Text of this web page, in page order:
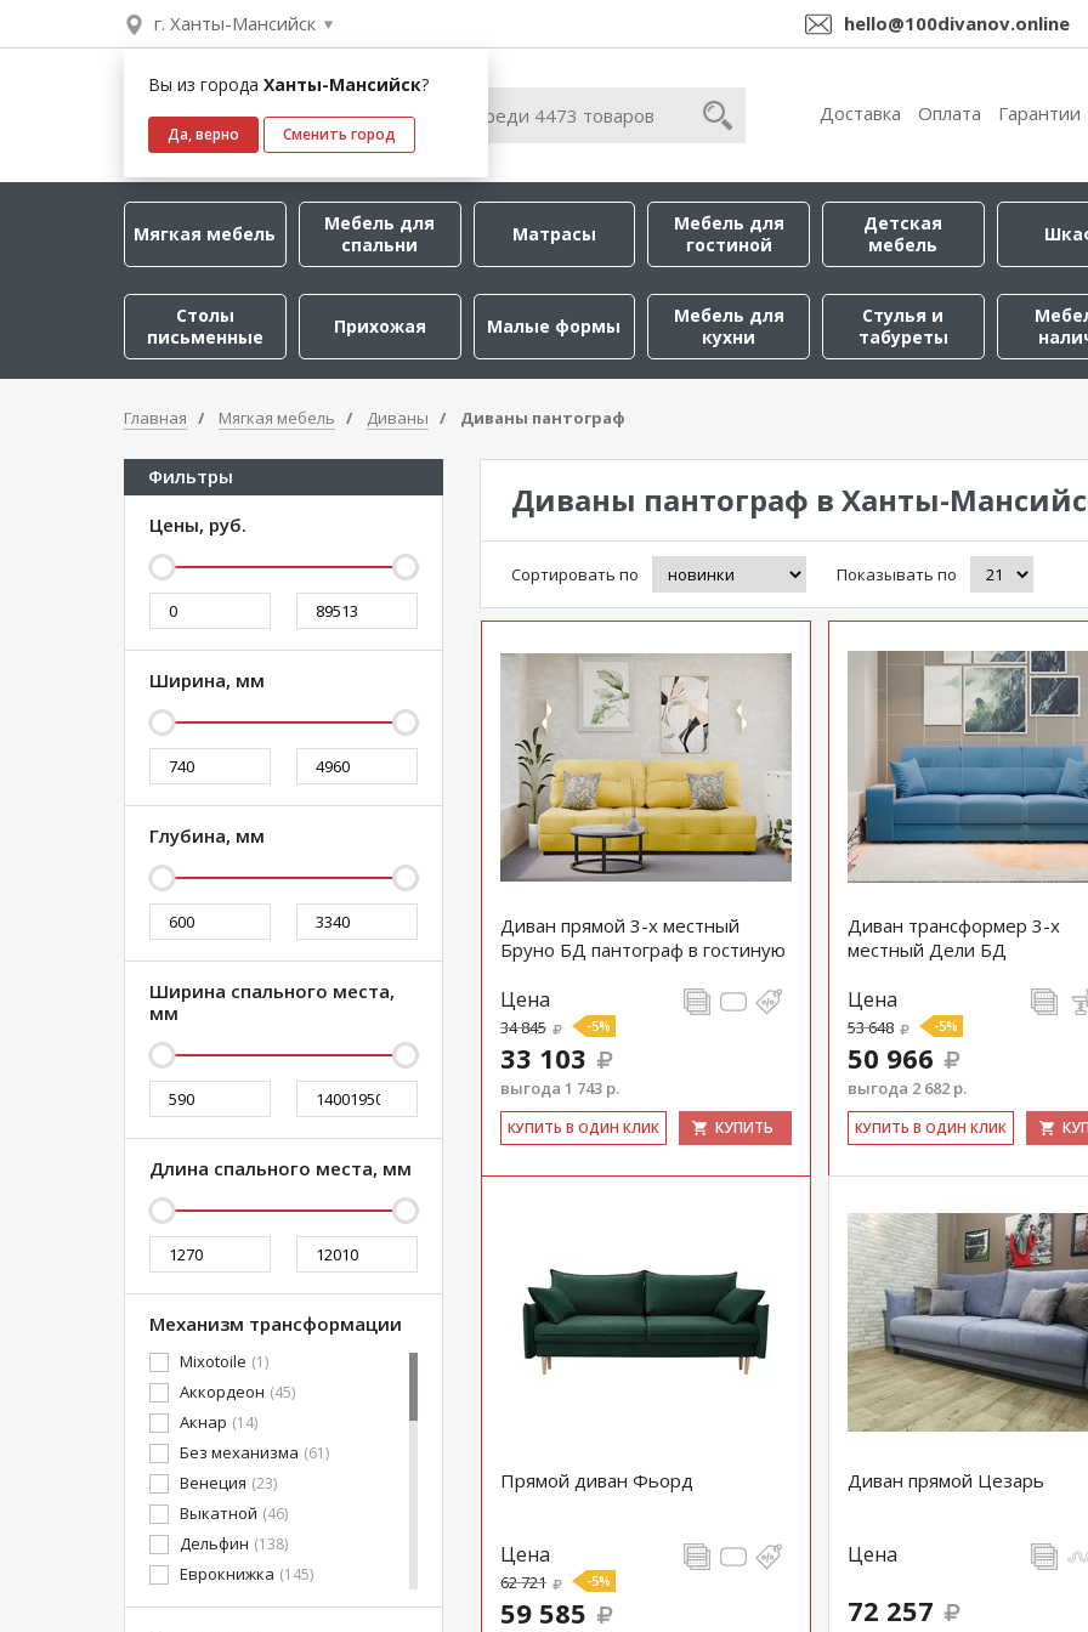
г. Ханты-Мансийск
Вы из города Ханты-Мансийск?
Да, верно Сменить город
hello@100divanov.online
Доставка Оплата Гарантии
Мягкая мебель
Мебель для
спальни
Матрасы
Мебель для
гостиной
Детская
мебель
Столы
письменные
Прихожая Малые формы
Мебель для
кухни
Стулья и
табуреты
Главная Мягкая мебель Диваны Диваны пантограф
Диваны пантограф в Ханты-
Сортировать по Показывать по
Диван прямой 3-х местный
Бруно БД пантограф в гостиную
Цена
34 845 -5%
33 103
выгода 1 743 р.
КУ­ПИТЬ В ОДИН КЛИК КУПИТЬ
Диван трансформер 3-х
местный Дели БД
Цена
53 648 -5%
50 966
выгода 2 682 р.
КУ­ПИТЬ В ОДИН КЛИК
Прямой диван Фьорд
Цена
62 721 -5%
59 585
Диван прямой Цезарь
Цена
72 257
Фильтры
Цены, руб.
Ширина, мм
Глубина, мм
Ширина спального места,
мм
Длина спального места, мм
Механизм трансформации
Mixotoile (1)
Аккордеон (45)
Акнар (14)
Без механизма (61)
Венеция (23)
Выкатной (46)
Дельфин (138)
Еврокнижка (145)
Канапе(4)